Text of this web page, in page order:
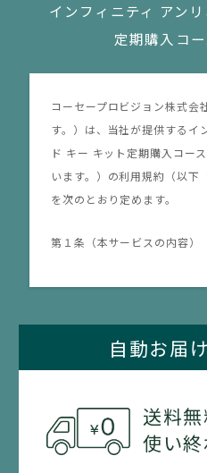
行為
不正に使用する行為
（5）
他のお客さま、第三者、も
誉等を損ねる行為、またはそ
（6）
権、プライバシーその他の
公序良俗に反する行為その
（8）
インフィニティ アン
定期購入コ
コーセープロビジョン株式会
す。）は、当社が提供するイ
ド キー キット定期購入コー
います。）の利用規約（以下
を次のとおり定めます。
第１条（本サービスの内容）
1.
ご購入は、「3ヵ月おきに商
商品をお届けするコース（以
品のみ）・2ヵ月に1本コー
自動お届
送料
使い